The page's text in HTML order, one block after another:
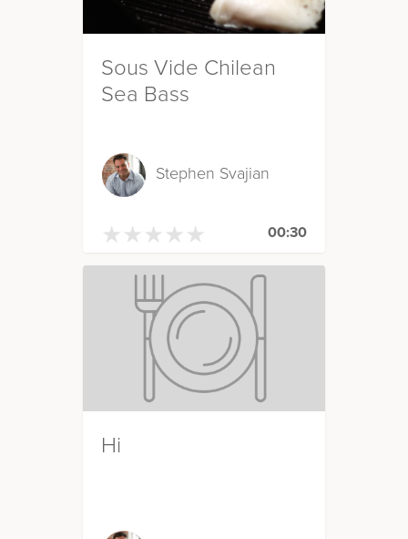
Sous Vide Chilean
Sea Bass
Stephen Svajian
★ ★ ★ ★ ★
★ ★ ★ ★ ★ 00:30
Hi